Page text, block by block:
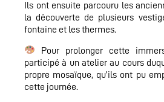
Ils ont ensuite parcouru les
la découverte de plusieurs
fontaine et les thermes.
Pour prolonger cette
participé à un atelier au cours
propre mosaïque, qu’ils ont pu
cette journée.